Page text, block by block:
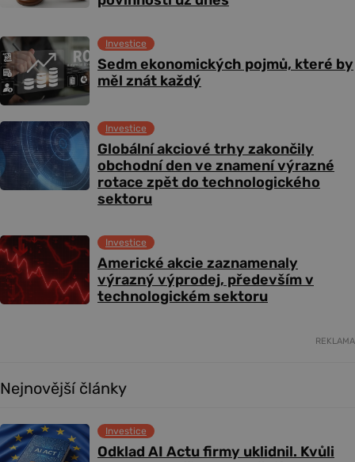
Sedm ekonomických pojmů, které by
měl znát každý
Investice
Globální akciové trhy zakončily
obchodní den ve znamení výrazné
rotace zpět do technologického
sektoru
Investice
Americké akcie zaznamenaly
výrazný výprodej, především v
technologickém sektoru
Investice
REKLAMA
Nejnovější články
Odklad AI Actu firmy uklidnil. Kvůli
Investice